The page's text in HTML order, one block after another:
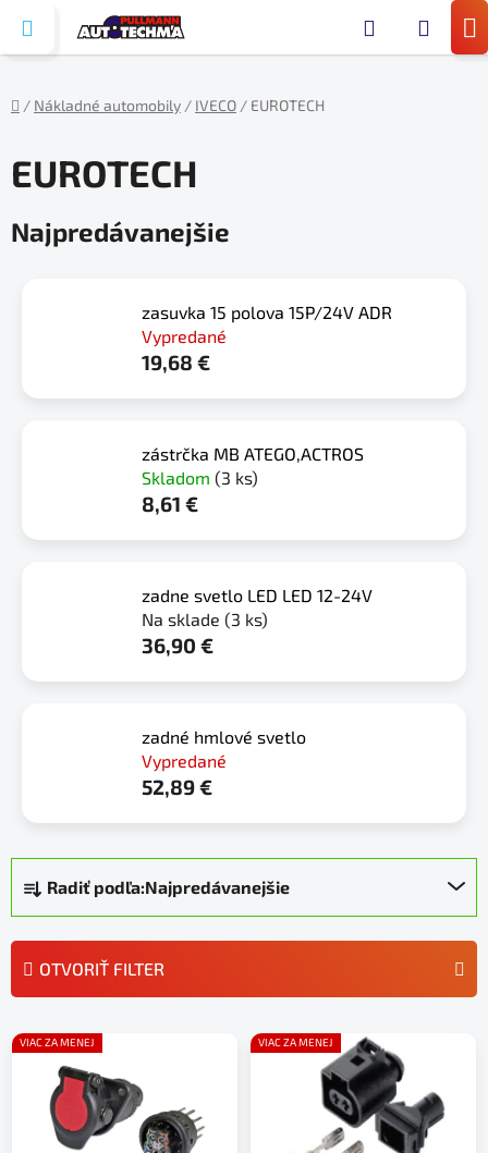
obsah
/ Nákladné automobily / IVECO / EUROTECH
EUROTECH
Najpredávanejšie
zasuvka 15 polova 15P/24V ADR
Vypredané
19,68 €
zástrčka MB ATEGO,ACTROS
Skladom (3 ks)
8,61 €
zadne svetlo LED LED 12-24V
Na sklade (3 ks)
36,90 €
zadné hmlové svetlo
Vypredané
52,89 €
R
a
d
e
n
e
Radiť podľa:Najpredávanejšie
OTVORIŤ FILTER
V
ý
VIAC ZA MENEJ VIAC ZA MENEJ